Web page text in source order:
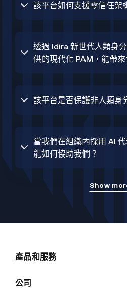
該平台如何支援零信任架
透過 Idira 新世代人類身
供的現代化 PAM，能帶來
該平台是否保護非人類身
當我們在組織內採用 AI
能如何協助我們？
Show
產品和服務
公司